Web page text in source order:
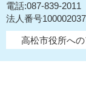
電話:087-839-2011
法人番号
高松市役所へ